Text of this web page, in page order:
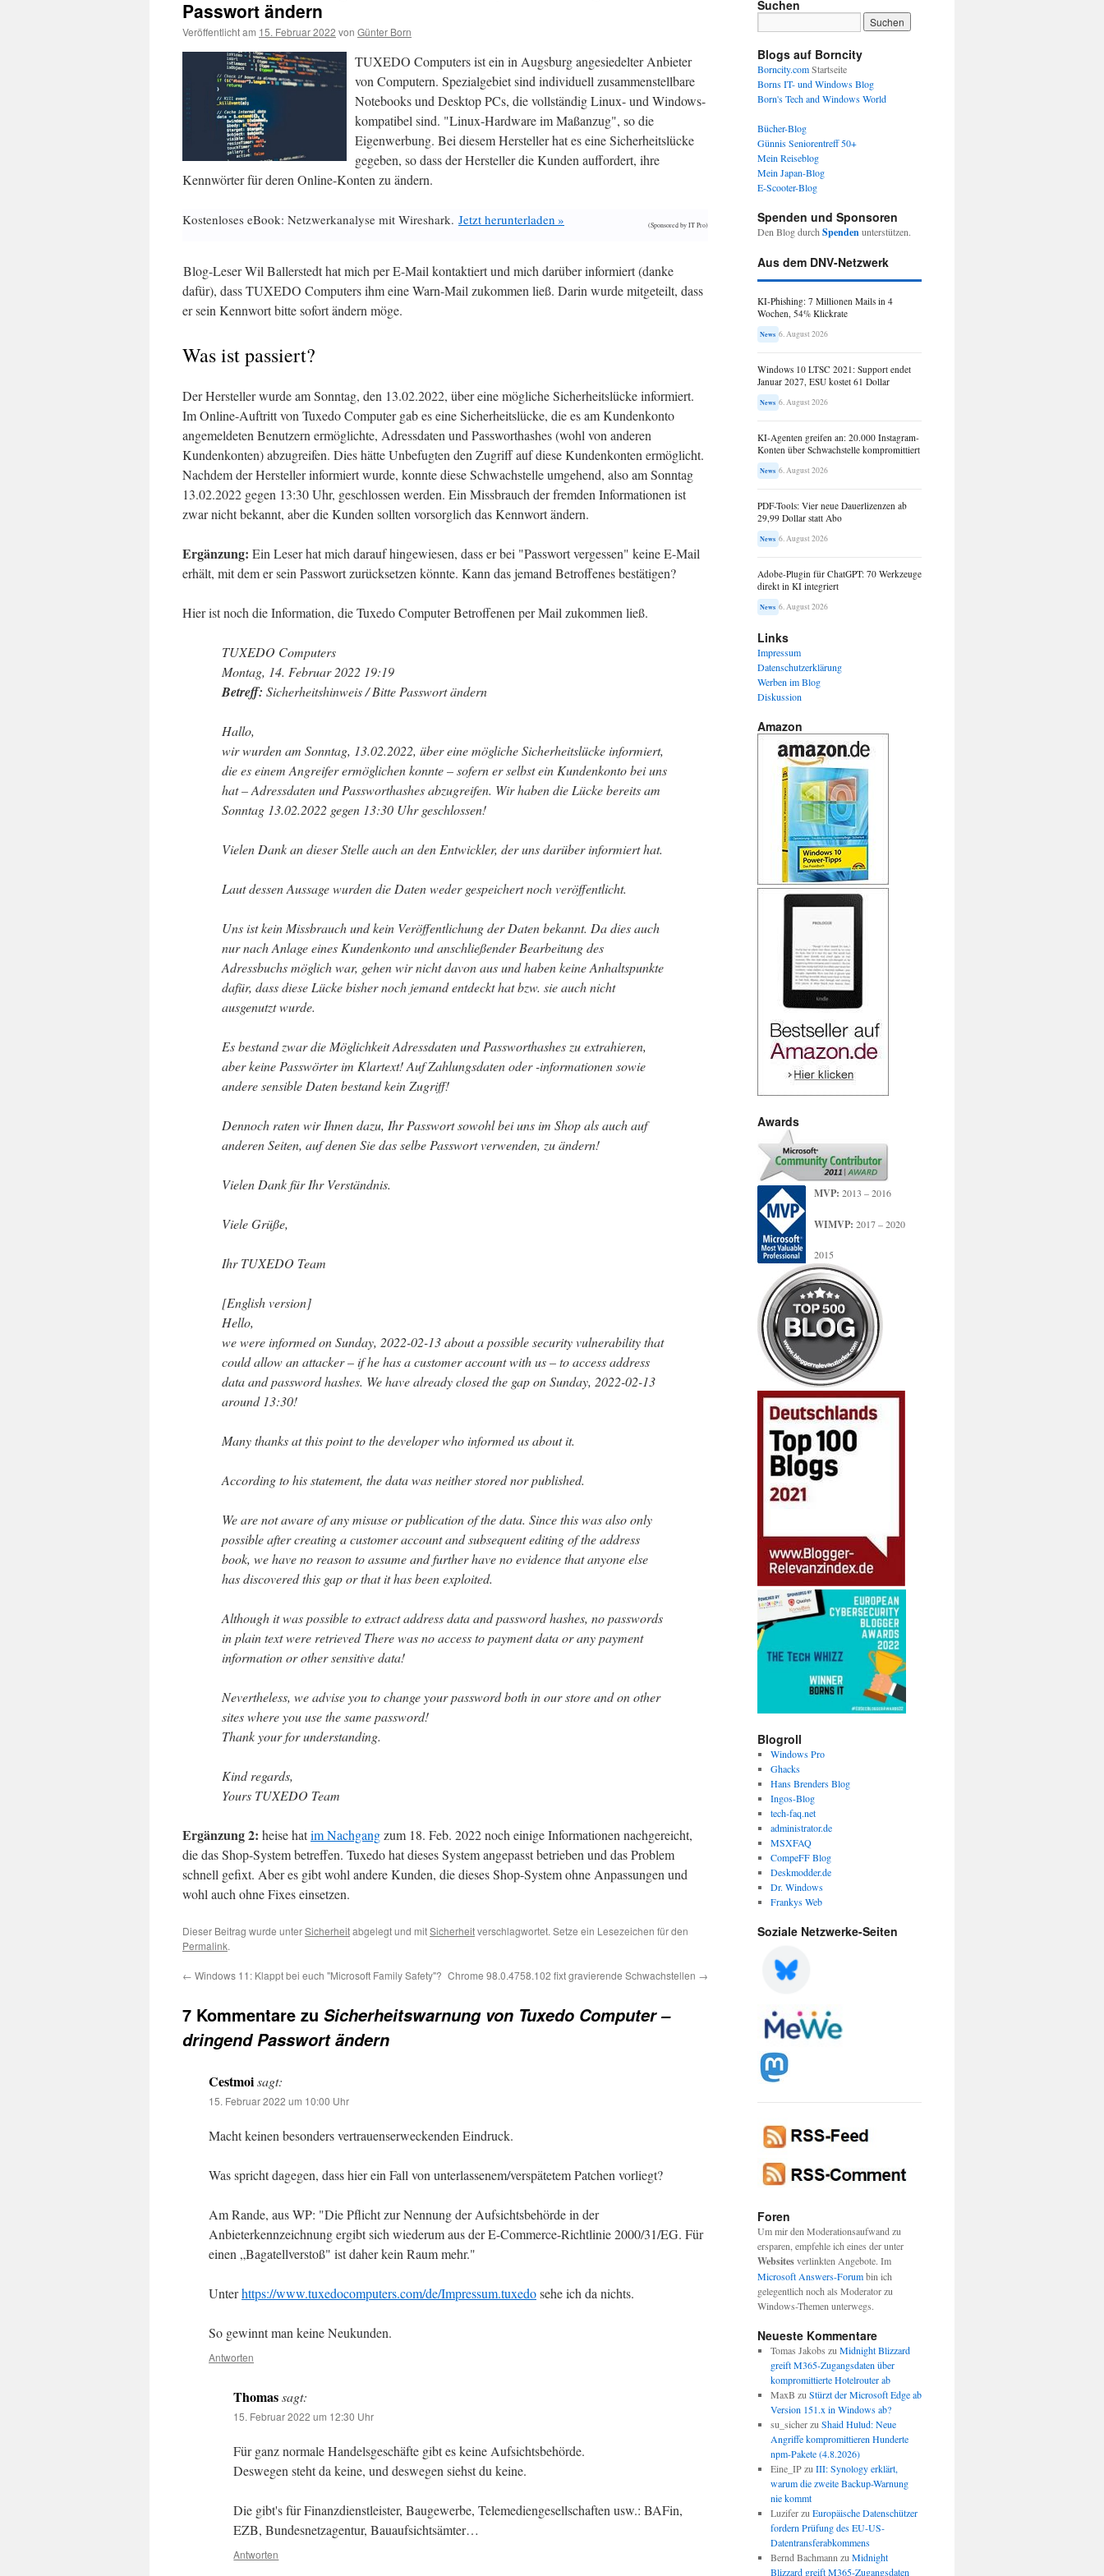
Passwort ändern
Veröffentlicht am 15. Februar 2022 von Günter Born
TUXEDO Computers ist ein in Augsburg angesiedelter Anbieter
von Computern. Spezialgebiet sind individuell zusammenstellbare
Notebooks und Desktop PCs, die vollständig Linux- und Windows-
kompatibel sind. "Linux-Hardware im Maßanzug", so die
Eigenwerbung. Bei diesem Hersteller hat es eine Sicherheitslücke
gegeben, so dass der Hersteller die Kunden auffordert, ihre
Kennwörter für deren Online-Konten zu ändern.
Kostenloses eBook: Netzwerkanalyse mit Wireshark. Jetzt herunterladen » (Sponsored by IT Pro)
Blog-Leser Wil Ballerstedt hat mich per E-Mail kontaktiert und mich darüber informiert (danke
dafür), dass TUXEDO Computers ihm eine Warn-Mail zukommen ließ. Darin wurde mitgeteilt, dass
er sein Kennwort bitte sofort ändern möge.
Was ist passiert?
Der Hersteller wurde am Sonntag, den 13.02.2022, über eine mögliche Sicherheitslücke informiert.
Im Online-Auftritt von Tuxedo Computer gab es eine Sicherheitslücke, die es am Kundenkonto
angemeldeten Benutzern ermöglichte, Adressdaten und Passworthashes (wohl von anderen
Kundenkonten) abzugreifen. Dies hätte Unbefugten den Zugriff auf diese Kundenkonten ermöglicht.
Nachdem der Hersteller informiert wurde, konnte diese Schwachstelle umgehend, also am Sonntag
13.02.2022 gegen 13:30 Uhr, geschlossen werden. Ein Missbrauch der fremden Informationen ist
zwar nicht bekannt, aber die Kunden sollten vorsorglich das Kennwort ändern.
Ergänzung: Ein Leser hat mich darauf hingewiesen, dass er bei "Passwort vergessen" keine E-Mail
erhält, mit dem er sein Passwort zurücksetzen könnte. Kann das jemand Betroffenes bestätigen?
Hier ist noch die Information, die Tuxedo Computer Betroffenen per Mail zukommen ließ.
TUXEDO Computers
Montag, 14. Februar 2022 19:19
Betreff: Sicherheitshinweis / Bitte Passwort ändern
Hallo,
wir wurden am Sonntag, 13.02.2022, über eine mögliche Sicherheitslücke informiert,
die es einem Angreifer ermöglichen konnte – sofern er selbst ein Kundenkonto bei uns
hat – Adressdaten und Passworthashes abzugreifen. Wir haben die Lücke bereits am
Sonntag 13.02.2022 gegen 13:30 Uhr geschlossen!
Vielen Dank an dieser Stelle auch an den Entwickler, der uns darüber informiert hat.
Laut dessen Aussage wurden die Daten weder gespeichert noch veröffentlicht.
Uns ist kein Missbrauch und kein Veröffentlichung der Daten bekannt. Da dies auch
nur nach Anlage eines Kundenkonto und anschließender Bearbeitung des
Adressbuchs möglich war, gehen wir nicht davon aus und haben keine Anhaltspunkte
dafür, dass diese Lücke bisher noch jemand entdeckt hat bzw. sie auch nicht
ausgenutzt wurde.
Es bestand zwar die Möglichkeit Adressdaten und Passworthashes zu extrahieren,
aber keine Passwörter im Klartext! Auf Zahlungsdaten oder -informationen sowie
andere sensible Daten bestand kein Zugriff!
Dennoch raten wir Ihnen dazu, Ihr Passwort sowohl bei uns im Shop als auch auf
anderen Seiten, auf denen Sie das selbe Passwort verwenden, zu ändern!
Vielen Dank für Ihr Verständnis.
Viele Grüße,
Ihr TUXEDO Team
[English version]
Hello,
we were informed on Sunday, 2022-02-13 about a possible security vulnerability that
could allow an attacker – if he has a customer account with us – to access address
data and password hashes. We have already closed the gap on Sunday, 2022-02-13
around 13:30!
Many thanks at this point to the developer who informed us about it.
According to his statement, the data was neither stored nor published.
We are not aware of any misuse or publication of the data. Since this was also only
possible after creating a customer account and subsequent editing of the address
book, we have no reason to assume and further have no evidence that anyone else
has discovered this gap or that it has been exploited.
Although it was possible to extract address data and password hashes, no passwords
in plain text were retrieved There was no access to payment data or any payment
information or other sensitive data!
Nevertheless, we advise you to change your password both in our store and on other
sites where you use the same password!
Thank your for understanding.
Kind regards,
Yours TUXEDO Team
Ergänzung 2: heise hatim Nachgangzum 18. Feb. 2022 noch einige Informationen nachgereicht,
die das Shop-System betreffen. Tuxedo hat dieses System angepasst betrieben und das Problem
schnell gefixt. Aber es gibt wohl andere Kunden, die dieses Shop-System ohne Anpassungen und
wohl auch ohne Fixes einsetzen.
Dieser Beitrag wurde unterSicherheitabgelegt und mitSicherheitverschlagwortet. Setze ein Lesezeichen für den
Permalink.
← Windows 11: Klappt bei euch "Microsoft Family Safety"? Chrome 98.0.4758.102 fixt gravierende Schwachstellen →
7 Kommentare zu Sicherheitswarnung von Tuxedo Computer –
dringend Passwort ändern
Cestmoisagt:
15. Februar 2022 um 10:00 Uhr
Macht keinen besonders vertrauenserweckenden Eindruck.
Was spricht dagegen, dass hier ein Fall von unterlassenem/verspätetem Patchen vorliegt?
Am Rande, aus WP: "Die Pflicht zur Nennung der Aufsichtsbehörde in der
Anbieterkennzeichnung ergibt sich wiederum aus der E-Commerce-Richtlinie 2000/31/EG. Für
einen „Bagatellverstoß" ist daher kein Raum mehr."
Unterhttps://www.tuxedocomputers.com/de/Impressum.tuxedosehe ich da nichts.
So gewinnt man keine Neukunden.
Antworten
Thomas sagt:
15. Februar 2022 um 12:30 Uhr
Für ganz normale Handelsgeschäfte gibt es keine Aufsichtsbehörde.
Deswegen steht da keine, und deswegen siehst du keine.
Die gibt's für Finanzdienstleister, Baugewerbe, Telemediengesellschaften usw.: BAFin,
EZB, Bundesnetzagentur, Bauaufsichtsämter…
Antworten
Suchen
Blogs auf Borncity
Borncity.comStartseite
Borns IT- und Windows Blog
Born's Tech and Windows World
Bücher-Blog
Günnis Seniorentreff 50+
Mein Reiseblog
Mein Japan-Blog
E-Scooter-Blog
Spenden und Sponsoren
Den Blog durch Spendenunterstützen.
Aus dem DNV-Netzwerk
KI-Phishing: 7 Millionen Mails in 4
Wochen, 54% Klickrate
News 6. August 2026
Windows 10 LTSC 2021: Support endet
Januar 2027, ESU kostet 61 Dollar
News 6. August 2026
KI-Agenten greifen an: 20.000 Instagram-
Konten über Schwachstelle kompromittiert
News 6. August 2026
PDF-Tools: Vier neue Dauerlizenzen ab
29,99 Dollar statt Abo
News 6. August 2026
Adobe-Plugin für ChatGPT: 70 Werkzeuge
direkt in KI integriert
News 6. August 2026
Links
Impressum
Datenschutzerklärung
Werben im Blog
Diskussion
Amazon
Awards
MVP: 2013 – 2016
WIMVP: 2017 – 2020
2015
Blogroll
Windows Pro
Ghacks
Hans Brenders Blog
Ingos-Blog
tech-faq.net
administrator.de
MSXFAQ
CompeFF Blog
Deskmodder.de
Dr. Windows
Frankys Web
Soziale Netzwerke-Seiten
Foren
Um mir den Moderationsaufwand zu
ersparen, empfehle ich eines der unter
Websitesverlinkten Angebote. Im
Microsoft Answers-Forumbin ich
gelegentlich noch als Moderator zu
Windows-Themen unterwegs.
Neueste Kommentare
Tomas Jakobs zu Midnight Blizzard
greift M365-Zugangsdaten über
kompromittierte Hotelrouter ab
MaxB zu Stürzt der Microsoft Edge ab
Version 151.x in Windows ab?
su_sicherzu Shaid Hulud: Neue
Angriffe kompromittieren Hunderte
npm-Pakete (4.8.2026)
Eine_IPzu III: Synology erklärt,
warum die zweite Backup-Warnung
nie kommt
Luziferzu Europäische Datenschützer
fordern Prüfung des EU-US-
Datentransferabkommens
Bernd Bachmann zu Midnight
Blizzard greift M365-Zugangsdaten